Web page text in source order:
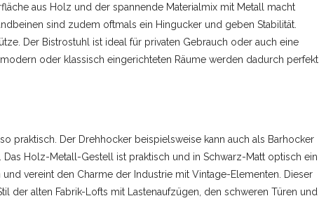
aus Holz und der spannende Materialmix mit Metall macht
sind zudem oftmals ein Hingucker und geben Stabilität.
Der Bistrostuhl ist ideal für privaten Gebrauch oder auch eine
oder klassisch eingerichteten Räume werden dadurch perfekt
praktisch. Der Drehhocker beispielsweise kann auch als Barhocker
Holz-Metall-Gestell ist praktisch und in Schwarz-Matt optisch ein
vereint den Charme der Industrie mit Vintage-Elementen. Dieser
der alten Fabrik-Lofts mit Lastenaufzügen, den schweren Türen und